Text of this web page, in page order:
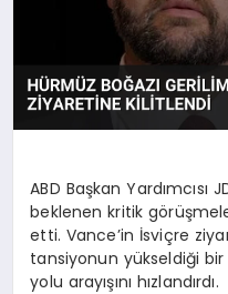
TEKNOLOJI
ABD Başkan Yardımcısı
beklenen kritik
etti. Vance’in İsviçre
tansiyonun yükseldiği
yolu arayışını hızlandırdı.